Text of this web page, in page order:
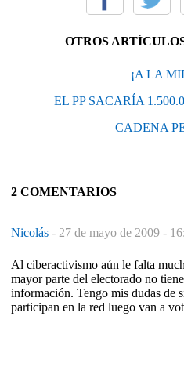
OTROS
¡A LA
EL PP SACARÍA
CADENA
2 COMENTARIOS
Nicolás - 27 de mayo de 2009 -
Al ciberactivismo aún le falta
mayor parte del electorado no
información. Tengo mis dudas de
participan en la red luego van a